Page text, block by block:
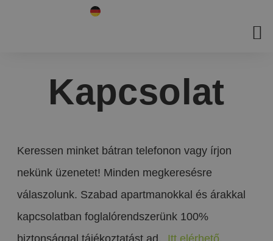
Kapcsolat
Keressen minket bátran telefonon vagy írjon
nekünk üzenetet! Minden megkeresésre
válaszolunk. Szabad apartmanokkal és árakkal
kapcsolatban foglalórendszerünk 100%
biztonsággal tájékoztatást ad. Itt elérhető.